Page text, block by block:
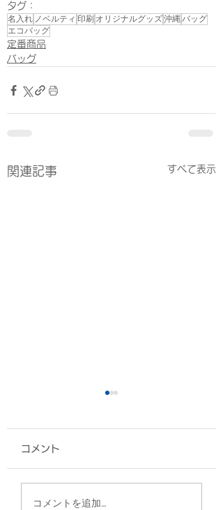
タグ：
名入れ ノベルティ 印刷 オリジナルグッズ沖縄バッグ
エコバッグ
定番商品
バッグ
関連記事 すべて表示
A4フラットトート/仲
コメント
コメントを追加…